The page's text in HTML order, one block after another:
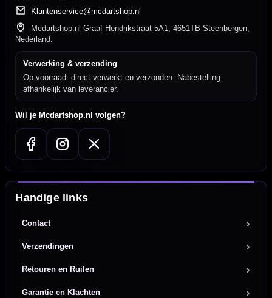
Klantenservice@mcdartshop.nl
Mcdartshop.nl Graaf Hendrikstraat 5A1, 4651TB Steenbergen,
Nederland.
Verwerking & verzending
Op voorraad: direct verwerkt en verzonden. Nabestelling:
afhankelijk van leverancier.
Wil je Mcdartshop.nl volgen?
Handige links
Contact
Verzendingen
Retouren en Ruilen
Garantie en Klachten